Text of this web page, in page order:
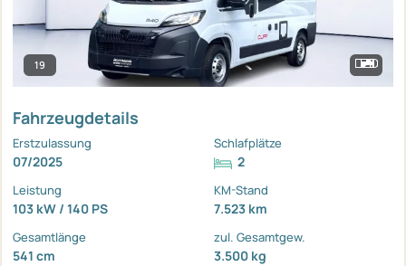
19
Fahrzeugdetails
Erstzulassung
07/2025
Schlafplätze
2
Leistung
103 kW / 140 PS
KM-Stand
7.523 km
Gesamtlänge
541 cm
zul. Gesamtgew.
3.500 kg